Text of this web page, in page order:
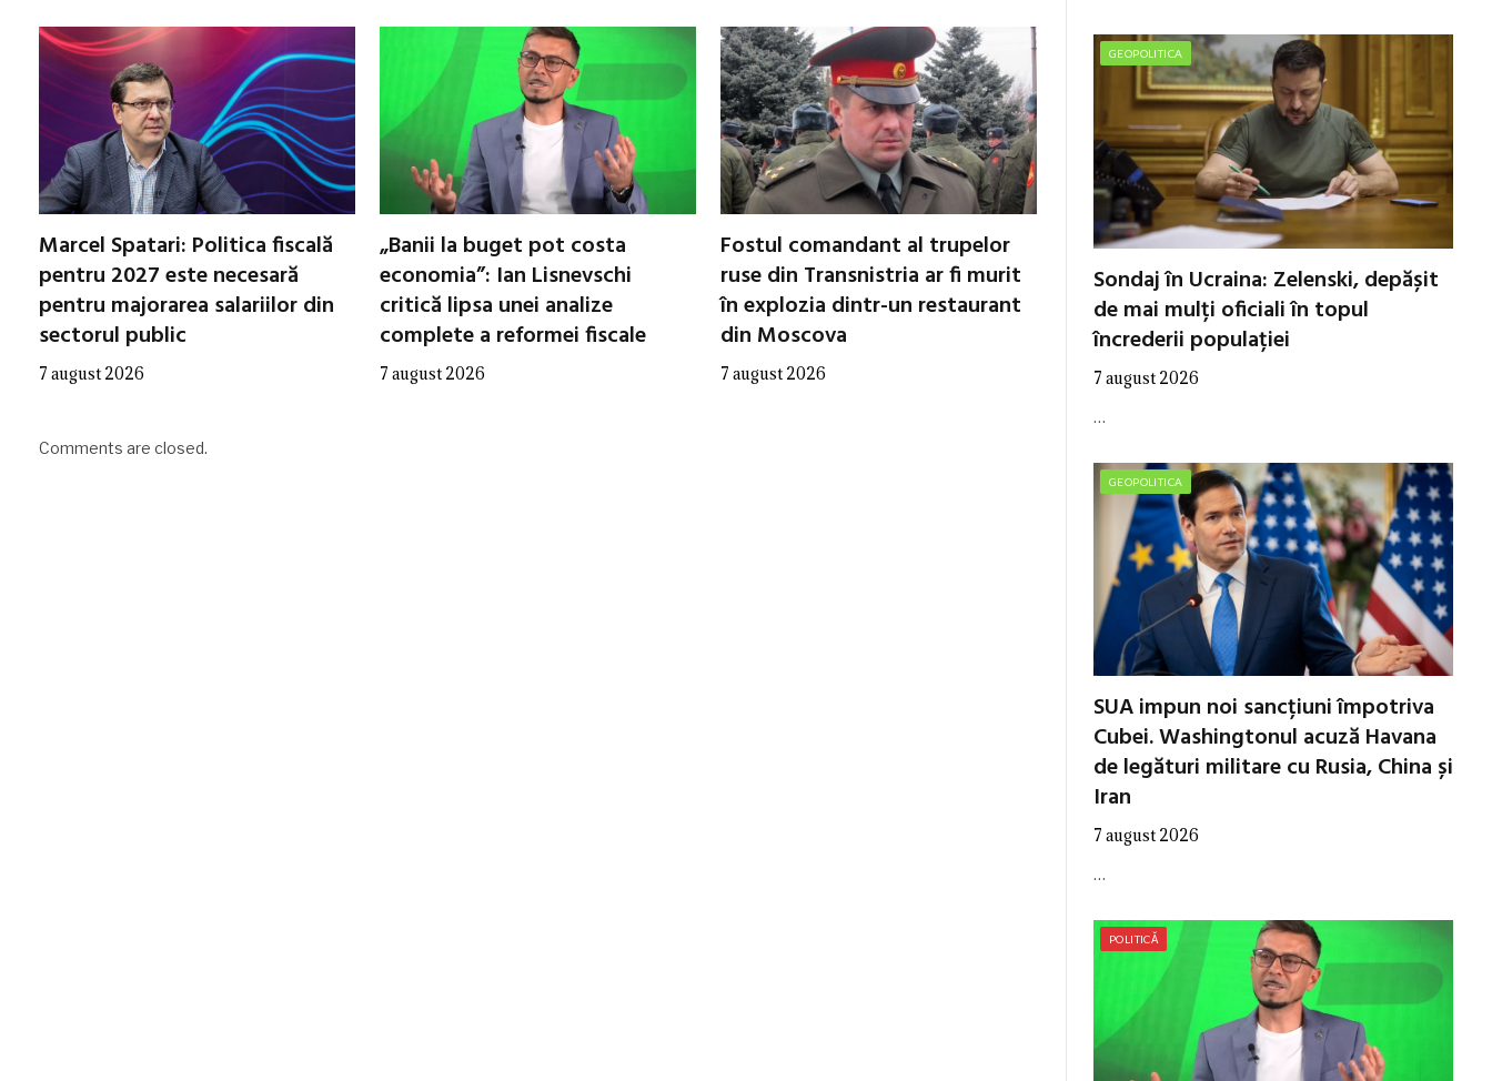
Marcel Spatari: Politica fiscală
pentru 2027 este necesară
pentru majorarea salariilor din
sectorul public
7 august 2026
„Banii la buget pot costa
economia”: Ian Lisnevschi
critică lipsa unei analize
complete a reformei fiscale
7 august 2026
Fostul comandant al trupelor
ruse din Transnistria ar fi murit
în explozia dintr-un restaurant
din Moscova
7 august 2026
Comments are closed.
GEOPOLITICA
Sondaj în Ucraina: Zelenski, depășit
de mai mulți oficiali în topul
încrederii populației
7 august 2026
…
GEOPOLITICA
SUA impun noi sancțiuni împotriva
Cubei. Washingtonul acuză Havana
de legături militare cu Rusia, China și
Iran
7 august 2026
…
POLITICĂ